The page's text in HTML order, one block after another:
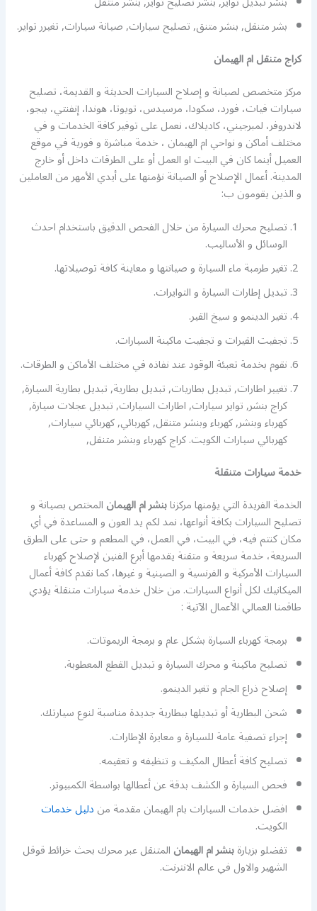
بشر متنقل, بنشر متنق, تصليح سيارات, صيانة سيارات, تغيرر تواير.
كراج متنقل ام الهيمان
مركز متخصص لصيانة و إصلاح السيارات الحديثة و القديمة، تصليح
سيارات فيات، فورد، سكودا، مرسيدس، تويوتا، هوندا، إنفنتي، بيجو،
لاندروفر، لمبرجيني، كاديلاك، نعمل على توفير كافة الخدمات و في
مختلف أماكن و نواحي ام الهيمان ، خدمة مباشرة و فورية في موقع
العميل أينما كان في البيت او العمل أو على الطرقات داخل أو خارج
المدينة. أعمال الإصلاح أو الصيانة نؤمنها على أيدي الأمهر من العاملين
و الذين يقومون ب:
تصليح محرك السيارة من خلال الفحص الدقيق باستخدام احدث
الوسائل و الأساليب.
تغير طرمبة ماء السيارة و صيانتها و معاينة كافة توصيلاتها.
تبديل إطارات السيارة و التوايرات.
تغير الدينمو و سيخ القير.
تجفيت القيرات و تجفيت ماكينة السيارات.
نقوم بخدمة تعبئة الوقود عند نفاذه في مختلف الأماكن و الطرقات.
تغيير اطارات, تبديل بطاريات, تبديل بطارية, تبديل بطارية السيارة,
كراج بنشر, تواير سيارات, اطارات السيارات, تبديل عجلات سيارة,
كهرباء وبنشر, كهرباء وبنشر متنقل, كهربائي, كهربائي سيارات,
كهربائي سيارات الكويت. كراج كهرباء وبنشر متنقل,
خدمة سيارات متنقلة
الخدمة الفريدة التي يؤمنها مركزنابنشر ام الهيمانالمختص بصيانة و
تصليح السيارات بكافة أنواعها، نمد لكم يد العون و المساعدة في أي
مكان كنتم فيه، في البيت، في العمل، في المطعم و حتى على الطرق
السريعة، خدمة سريعة و متقنة يقدمها أبرع الفنين لإصلاح كهرباء
السيارات الأمركية و الفرنسية و الصينية و غيرها، كما نقدم كافة أعمال
الميكانيك لكل أنواع السيارات. من خلال خدمة سيارات متنقلة يؤدي
طاقمنا العمالي الأعمال الآتية :
برمجة كهرباء السيارة بشكل عام و برمجة الريموتات.
تصليح ماكينة و محرك السيارة و تبديل القطع المعطوبة.
إصلاح ذراع الجام و تغير الدينمو.
شحن البطارية أو تبديلها ببطارية جديدة مناسبة لنوع سيارتك.
إجراء تصفية عامة للسيارة و معايرة الإطارات.
تصليح كافة أعطال المكيف و تنظيفه و تعقيمه.
فحص السيارة و الكشف بدقة عن أعطالها بواسطة الكمبيوتر.
افضل خدمات السيارات بام الهيمان مقدمة مندليل خدمات
الكويت.
تفضلو بزيارةبنشر ام الهيمانالمتنقل عبر محرك بحث خرائط قوقل
الشهير والاول في عالم الانترنت.